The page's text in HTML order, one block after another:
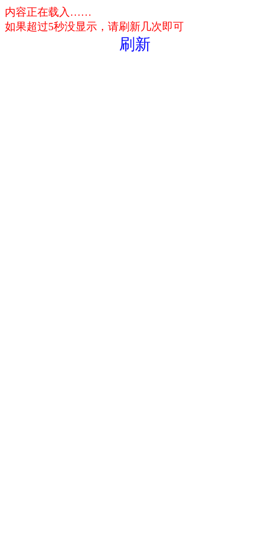
内容正在载入……
如果超过5秒没显示，请刷新几次即可
刷新